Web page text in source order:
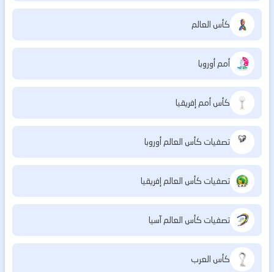
كأس العالم
أمم أوروبا
كأس أمم إفريقيا
تصفيات كأس العالم أوروبا
تصفيات كأس العالم إفريقيا
تصفيات كأس العالم آسيا
كأس العرب